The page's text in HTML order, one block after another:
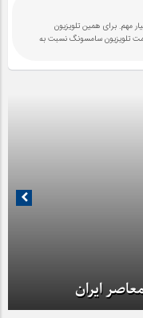
مهم. برای همین تلویزیون
تلویزیون سامسونگ نسبت به
ایران